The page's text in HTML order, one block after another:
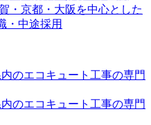
・京都・大阪を中心とした
・中途採用
のエコキュート工事の専門
のエコキュート工事の専門